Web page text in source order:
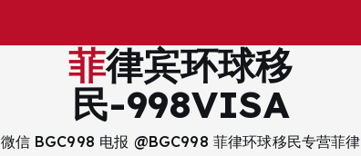
菲律宾环球移
民-998VISA
微信 BGC998 电报 @BGC998 菲律环球移民专营菲律